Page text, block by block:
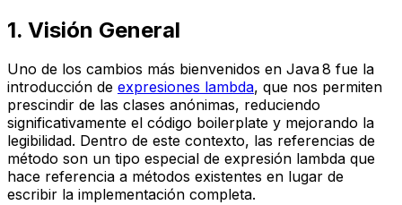
1. Visión General
Uno de los cambios más bienvenidos en Java 8 fue la
introducción de expresiones lambda, que nos permiten
prescindir de las clases anónimas, reduciendo
significativamente el código boilerplate y mejorando la
legibilidad. Dentro de este contexto, las referencias de
método son un tipo especial de expresión lambda que
hace referencia a métodos existentes en lugar de
escribir la implementación completa.